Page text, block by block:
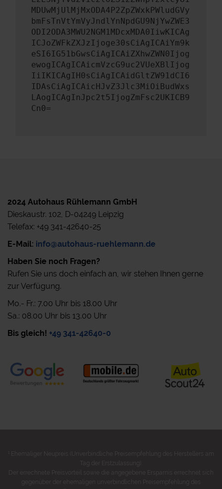
MDUwMjUlMjMxODA4P2ZpZWxkPWludGVy
bmFsTnVtYmVyJndlYnNpdGU9NjYwZWE3
ODI2ODA3MWU2NGM1MDcxMDA0IiwKICAg
ICJoZWFkZXJzIjoge30sCiAgICAiYm9k
eSI6IG51bGwsCiAgICAiZXhwZWN0Ijog
ewogICAgICAicmVzcG9uc2VUeXBlIjog
IiIKICAgIH0sCiAgICAidGltZW91dCI6
IDAsCiAgICAicHJvZ3Jlc3MiOiBudWxs
LAogICAgInJpc2t5IjogZmFsc2UKICB9
Cn0=
2024 Autohaus Rühlemann GmbH
Dieskaustr. 102, D-04249 Leipzig
Telefax: +49 341-42640-25
E-Mail: info@autohaus-ruehlemann.de
Haben Sie noch Fragen?
Rufen Sie uns doch einfach an, wir stehen Ihnen gerne
zur Verfügung.
Mo.- Fr.: 7.00 Uhr bis 18.00 Uhr
Sa.: 08.00 Uhr bis 13.00 Uhr
Bis gleich! +49 341-42640-0
Ehemaliger Neupreis (Unverbindliche Preisempfehlung des Herstellers am
Tag der Erstzulassung).
Der errechnete Preisvorteil sowie die angegebene Ersparnis errechnet sich
gegenüber der ehemaligen unverbindlichen Preisempfehlung des